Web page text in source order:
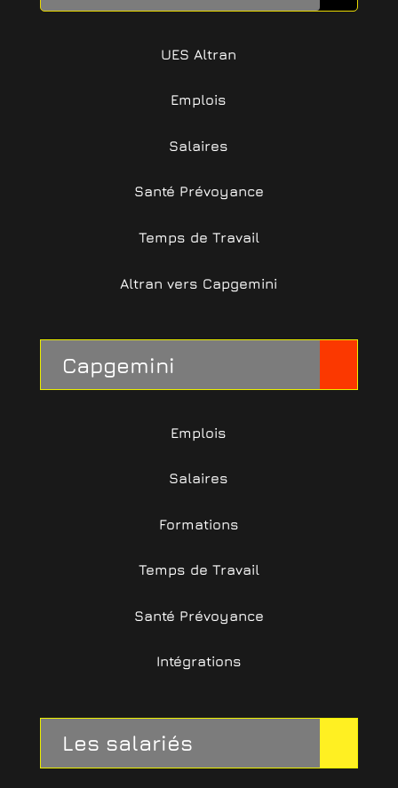
UES Altran
Emplois
Salaires
Santé Prévoyance
Temps de Travail
Altran vers Capgemini
Capgemini
Emplois
Salaires
Formations
Temps de Travail
Santé Prévoyance
Intégrations
Les salariés